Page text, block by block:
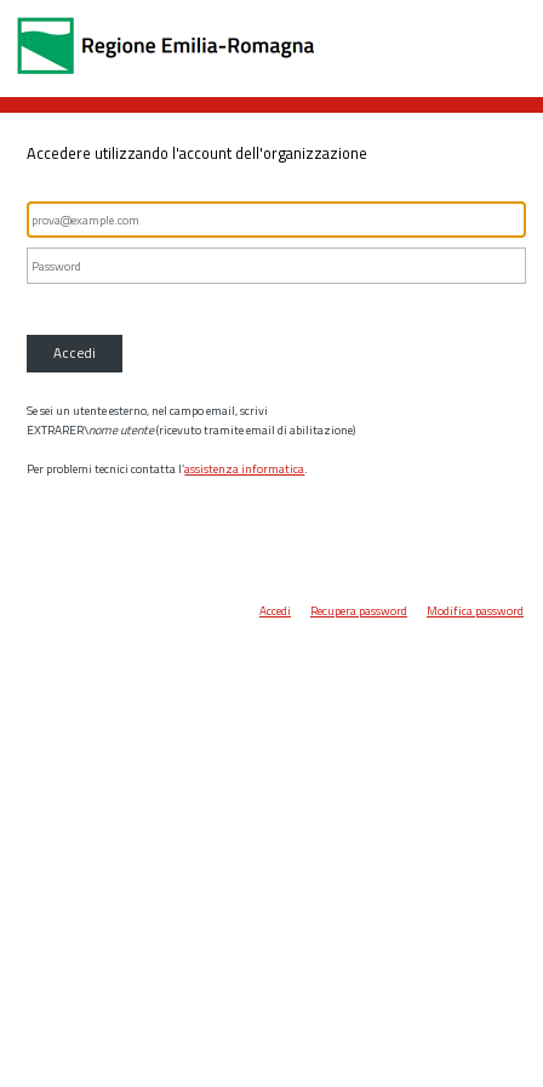
Accedere utilizzando l'account dell'organizzazione
Accedi
Se sei un utente esterno, nel campo email, scrivi
EXTRARER\nome utente(ricevuto tramite email di abilitazione)
Per problemi tecnici contatta l’assistenza informatica.
Accedi Recupera password Modifica password